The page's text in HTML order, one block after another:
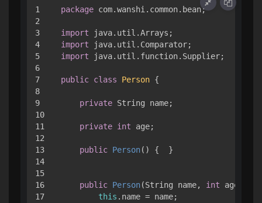
1
2
3
4
5
6
7
8
9
10
11
12
13
14
15
16
17
package com.wanshi.common.bean;
import
import
import java.util.function.Supplier;
public class Person {
private String name;
private int age;
public Person() {  }
public Person(String name, int age)
this .name = name;